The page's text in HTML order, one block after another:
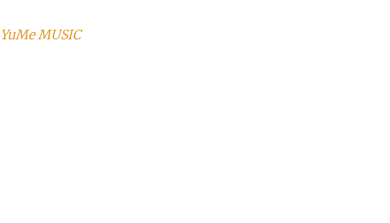
YuMe MUSIC